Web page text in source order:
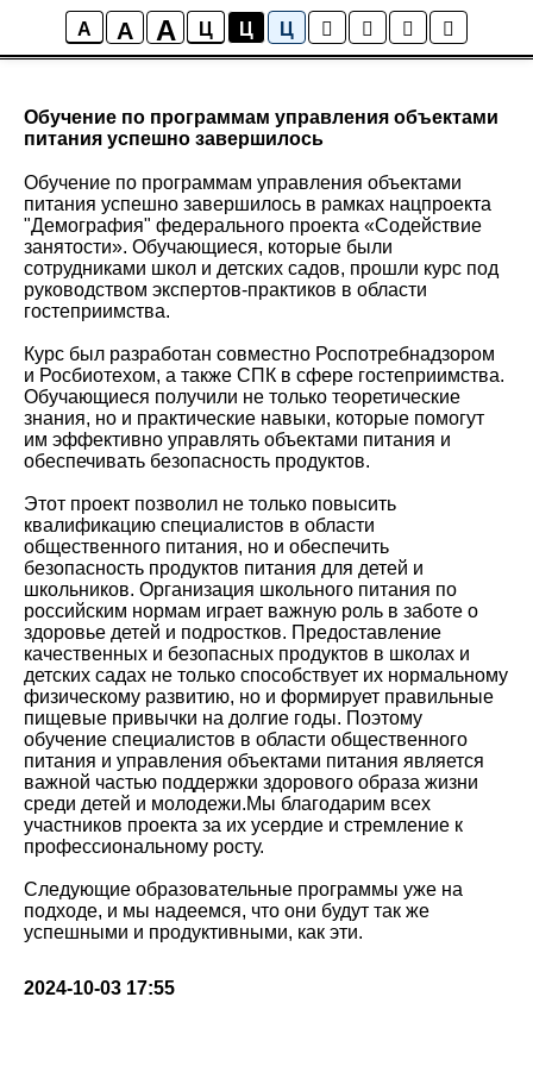
A A A Ц Ц Ц
Новости
Обучение по программам управления объектами
питания успешно завершилось
Обучение по программам управления объектами
питания успешно завершилось в рамках нацпроекта
"Демография" федерального проекта «Содействие
занятости». Обучающиеся, которые были
сотрудниками школ и детских садов, прошли курс под
руководством экспертов-практиков в области
гостеприимства.
Курс был разработан совместно Роспотребнадзором
и Росбиотехом, а также СПК в сфере гостеприимства.
Обучающиеся получили не только теоретические
знания, но и практические навыки, которые помогут
им эффективно управлять объектами питания и
обеспечивать безопасность продуктов.
Этот проект позволил не только повысить
квалификацию специалистов в области
общественного питания, но и обеспечить
безопасность продуктов питания для детей и
школьников. Организация школьного питания по
российским нормам играет важную роль в заботе о
здоровье детей и подростков. Предоставление
качественных и безопасных продуктов в школах и
детских садах не только способствует их нормальному
физическому развитию, но и формирует правильные
пищевые привычки на долгие годы. Поэтому
обучение специалистов в области общественного
питания и управления объектами питания является
важной частью поддержки здорового образа жизни
среди детей и молодежи.Мы благодарим всех
участников проекта за их усердие и стремление к
профессиональному росту.
Следующие образовательные программы уже на
подходе, и мы надеемся, что они будут так же
успешными и продуктивными, как эти.
2024-10-03 17:55